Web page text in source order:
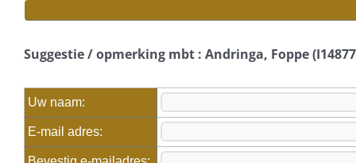
Suggestie / opmerking mbt : Andringa, Foppe
Uw naam:
E-mail adres: